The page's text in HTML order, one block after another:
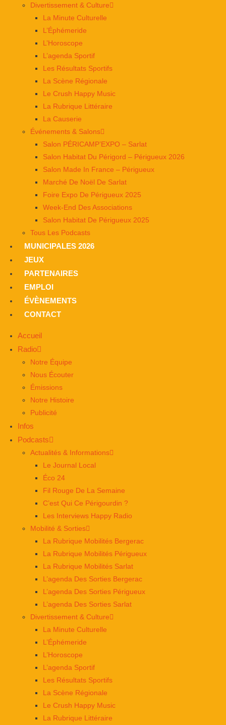
Divertissement & Culture
La Minute Culturelle
L’Éphémeride
L’Horoscope
L’agenda Sportif
Les Résultats Sportifs
La Scène Régionale
Le Crush Happy Music
La Rubrique Littéraire
La Causerie
Événements & Salons
Salon PÉRICAMP’EXPO – Sarlat
Salon Habitat Du Périgord – Périgueux 2026
Salon Made In France – Périgueux
Marché De Noël De Sarlat
Foire Expo De Périgueux 2025
Week-End Des Associations
Salon Habitat De Périgueux 2025
Tous Les Podcasts
MUNICIPALES 2026
JEUX
PARTENAIRES
EMPLOI
ÉVÈNEMENTS
CONTACT
Accueil
Radio
Notre Équipe
Nous Écouter
Émissions
Notre Histoire
Publicité
Infos
Podcasts
Actualités & Informations
Le Journal Local
Éco 24
Fil Rouge De La Semaine
C’est Qui Ce Périgourdin ?
Les Interviews Happy Radio
Mobilité & Sorties
La Rubrique Mobilités Bergerac
La Rubrique Mobilités Périgueux
La Rubrique Mobilités Sarlat
L’agenda Des Sorties Bergerac
L’agenda Des Sorties Périgueux
L’agenda Des Sorties Sarlat
Divertissement & Culture
La Minute Culturelle
L’Éphémeride
L’Horoscope
L’agenda Sportif
Les Résultats Sportifs
La Scène Régionale
Le Crush Happy Music
La Rubrique Littéraire